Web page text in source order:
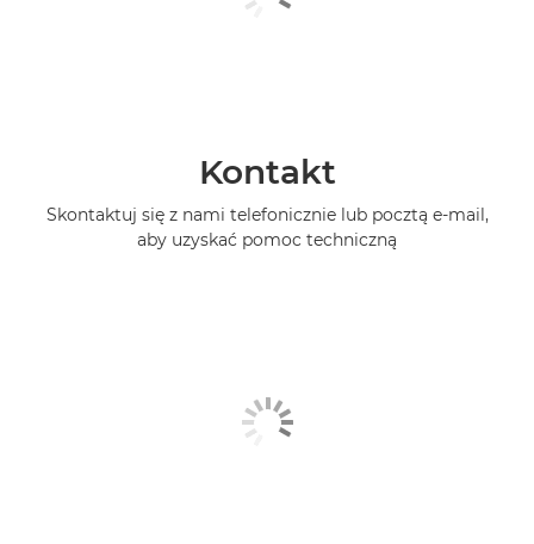
Kontakt
Skontaktuj się z nami telefonicznie lub pocztą e-mail,
aby uzyskać pomoc techniczną